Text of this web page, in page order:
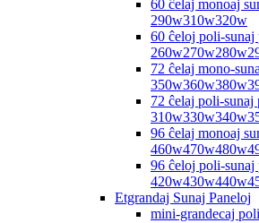
60 ĉelaj monoaj
290w310w320w
60 ĉeloj poli-sunaj
72 ĉelaj mono-
72 ĉelaj poli-sunaj
96 ĉelaj monoaj
96 ĉeloj poli-sunaj
Etgrandaj Sunaj Paneloj
mini-grandecaj